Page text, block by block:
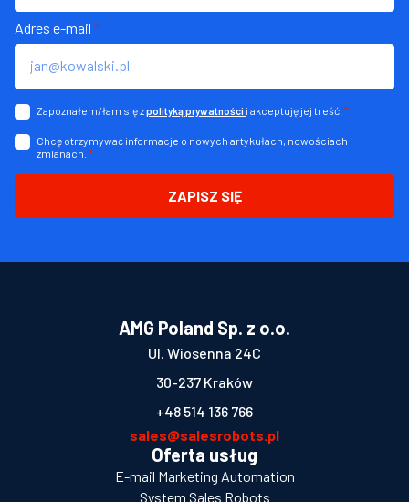
Adres e-mail *
Zapoznałem/łam się zpolityką prywatności i akceptuję jej treść. *
Chcę otrzymywać informacje o nowych artykułach, nowościach i
zmianach. *
ZAPISZ SIĘ
AMG Poland Sp. z o.o.
Ul. Wiosenna 24C
30-237 Kraków
+48 514 136 766
sales@salesrobots.pl
Oferta usług
E-mail Marketing Automation
System Sales Robots